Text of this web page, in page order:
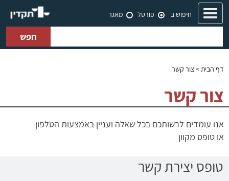
Toggle
navigation
חיפוש ב פורטל מאגר
חפש
דף הבית> צור קשר
צור קשר
אנו עומדים לרשותכם בכל שאלה ועניין באמצעות הטלפון
או טופס מקוון
טופס יצירת קשר